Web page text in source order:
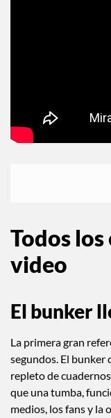
Todos los
video
El bunker
La primera gran
segundos. El bunker
repleto de
que una tumba,
medios, los fans y la